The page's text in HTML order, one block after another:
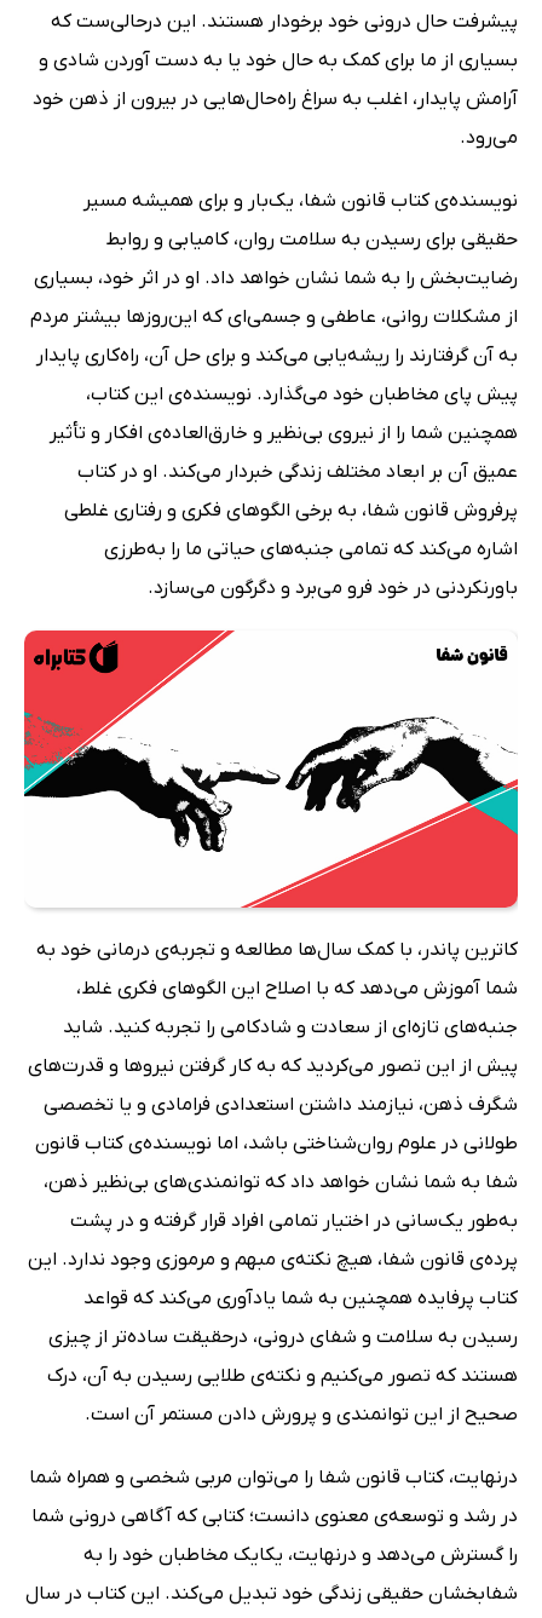
پیشرفت حال درونی خود برخودار‌ هستند. این درحالی‌ست که
بسیاری از ما برای کمک به حال خود یا به دست آوردن شادی و
آرامش پایدار، اغلب به سراغ راه‌حال‌هایی در بیرون از ذهن خود
می‌رود.
نویسنده‌ی کتاب قانون شفا، یک‌بار و برای همیشه مسیر
حقیقی برای رسیدن به سلامت روان، کامیابی و روابط
رضایت‌بخش را به شما نشان خواهد داد. او در اثر خود، بسیاری
از مشکلات روانی، عاطفی و جسمی‌ای که این‌روز‌ها بیشتر مردم
به آن گرفتارند را ریشه‌یابی می‌کند و برای حل آن، راه‌کاری پایدار
پیش پای مخاطبان خود می‌گذارد. نویسنده‌ی این کتاب،
همچنین شما را از نیرو‌ی بی‌نظیر و خارق‌العاده‌ی افکار و تأثیر
عمیق آن بر ابعاد مختلف زندگی خبردار می‌کند. او در کتاب
پرفروش قانون شفا، به برخی الگو‌های فکری و رفتاری غلطی
اشاره می‌کند که تمامی جنبه‌های حیاتی ما را به‌طرزی
باورنکردنی در خود فرو می‌برد و دگرگون می‌سازد.
کاترین پاندر، با کمک سال‌ها مطالعه و تجربه‌ی درمانی خود به
شما آموزش می‌دهد که با اصلاح این الگو‌های فکری غلط،
جنبه‌های تازه‌ای از سعادت و شادکامی را تجربه کنید. شاید
پیش از این تصور می‌کردید که به کار گرفتن نیرو‌ها و قدرت‌های
شگرف ذهن، نیازمند داشتن استعدادی فرامادی و یا تخصصی
طولانی در علوم روان‌شناختی باشد، اما نویسنده‌ی کتاب قانون
شفا به شما نشان خواهد داد که توانمندی‌های بی‌نظیر ذهن،
به‌طور یک‌سانی در اختیار تمامی افراد قرار گرفته و در پشت
پرده‌ی قانون شفا، هیچ نکته‌ی مبهم و مرموزی وجود ندارد. این
کتاب پرفایده همچنین به شما یادآوری می‌کند که قواعد
رسیدن به سلامت و شفای درونی، درحقیقت ساده‌تر از چیزی
هستند که تصور می‌کنیم و نکته‌ی طلایی رسیدن به آن، درک
صحیح از این توانمندی و پرورش دادن مستمر آن است.
درنهایت، کتاب قانون شفا را می‌توان مربی شخصی و همراه شما
در رشد و توسعه‌ی معنوی دانست؛ کتابی که آگاهی درونی شما
را گسترش می‌دهد و درنهایت، یکایک مخاطبان خود را به
شفابخشان حقیقی زندگی خود تبدیل می‌کند. این کتاب در سال